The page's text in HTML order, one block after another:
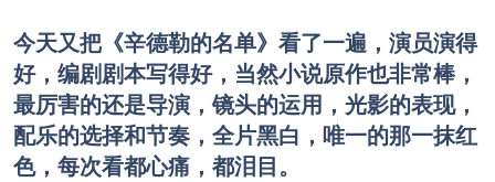
今天又把《辛德勒的名单》看了一遍，演员演得
好，编剧剧本写得好，当然小说原作也非常棒，
最厉害的还是导演，镜头的运用，光影的表现，
配乐的选择和节奏，全片黑白，唯一的那一抹红
色，每次看都心痛，都泪目。